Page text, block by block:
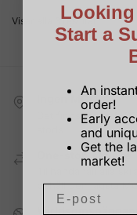
Visar alla 3 resultat
Ingen MOQ
Det finns ingen
One-stop service
behåll den lägsta
Looking
Start a
An
order!
Early
and
Get the
market!